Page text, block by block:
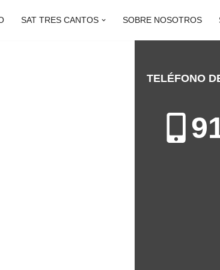
SAT TRES CANTOS SOBRE NOSOTROS
TELÉFONO